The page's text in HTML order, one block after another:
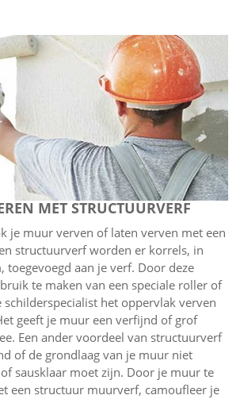
MET STRUCTUURVERF
je muur verven of laten verven met een
structuurverf worden er korrels, in
toegevoegd aan je verf. Door deze
te maken van een speciale roller of
schilderspecialist het oppervlak verven
geeft je muur een verfijnd of grof
Een ander voordeel van structuurverf
of de grondlaag van je muur niet
sausklaar moet zijn. Door je muur te
een structuur muurverf, camoufleer je